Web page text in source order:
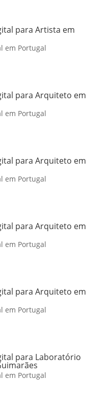
para Artista em
em Portugal
para Arquiteto em
em Portugal
para Arquiteto em
em Portugal
para Arquiteto em
em Portugal
para Arquiteto em
em Portugal
para Laboratório
em Portugal